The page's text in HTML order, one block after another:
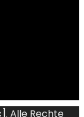
Alle Rechte